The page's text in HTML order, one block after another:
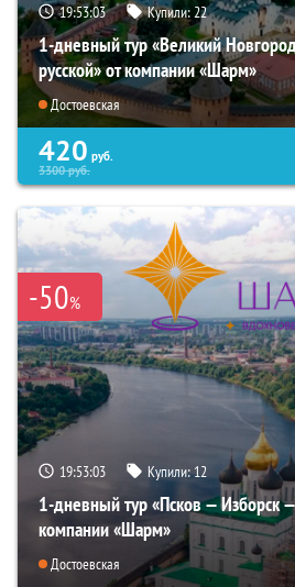
19:53:01 Купили:22
1-дневный тур «Великий
русской» от компании «Шарм»
Достоевская
420 руб.
3300руб.
-50%
19:53:01 Купили:12
1-дневный тур «Псков — Изборск
компании «Шарм»
Достоевская